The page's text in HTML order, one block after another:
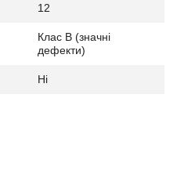
12
Клас B (значні
дефекти)
Ні